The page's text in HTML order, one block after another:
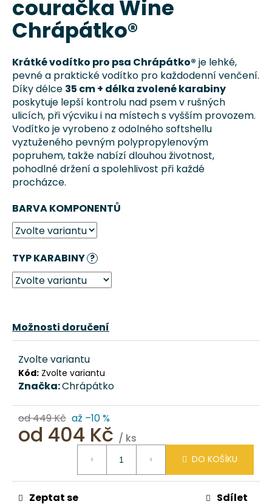
0,0
z
5
couračka Wine
Chrápátko®
Krátké vodítko pro psa Chrápátko® je lehké,
pevné a praktické vodítko pro každodenní venčení.
Díky délce 35 cm + délka zvolené karabiny
poskytuje lepší kontrolu nad psem v rušných
ulicích, při výcviku i na místech s vyšším provozem.
Vodítko je vyrobeno z odolného softshellu
vyztuženého pevným polypropylenovým
popruhem, takže nabízí dlouhou životnost,
pohodlné držení a spolehlivost při každé
procházce.
BARVA KOMPONENTŮ
TYP KARABINY ?
Možnosti doručení
Zvolte variantu
Kód: Zvolte variantu
Značka:Chrápátko
od 449 Kč až –10 %
od 404 Kč / ks
DO KOŠÍKU
Zeptat se Sdílet
a
j
t
?
HLEDAT
o
p
o
u
č
u
m
e
MULTIFUNKČNÍ
NEREZ
BLACK
CHRÁPÁTKO®
891
Kč